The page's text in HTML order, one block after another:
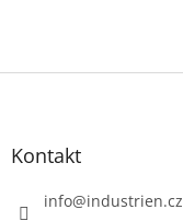
Z
Kontakt
info@industrien.cz